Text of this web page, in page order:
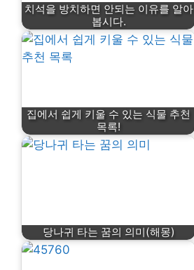
치석을 방치하면 안되는 이유를 알아
봅시다.
집에서 쉽게 키울 수 있는 식물 추천
목록!
당나귀 타는 꿈의 의미(해몽)